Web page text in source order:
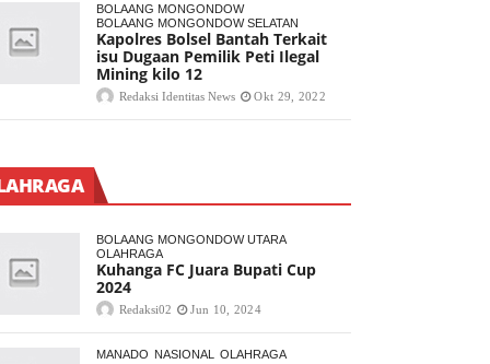
BOLAANG MONGONDOW
BOLAANG MONGONDOW SELATAN
Kapolres Bolsel Bantah Terkait
isu Dugaan Pemilik Peti Ilegal
Mining kilo 12
Redaksi Identitas News Okt 29, 2022
BOLAANG MONGONDOW UTARA
OLAHRAGA
Kuhanga FC Juara Bupati Cup
2024
Redaksi02 Jun 10, 2024
MANADO NASIONAL OLAHRAGA